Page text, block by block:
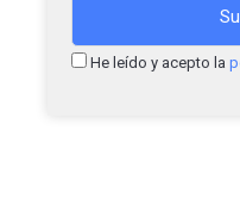
He leído y acepto la